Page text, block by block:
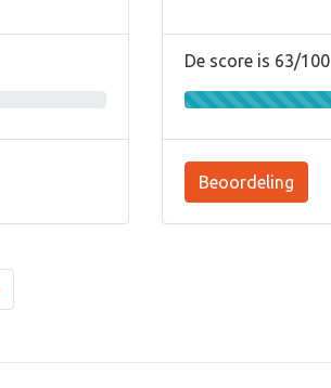
De score is 63/100
Beoordeling